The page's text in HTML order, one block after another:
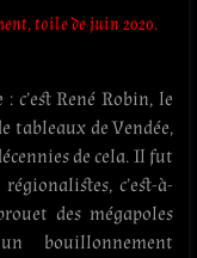
toile de juin 2020.
c’est René Robin, le
tableaux de Vendée,
de cela. Il fut
c’est-à-
des mégapoles
bouillonnement